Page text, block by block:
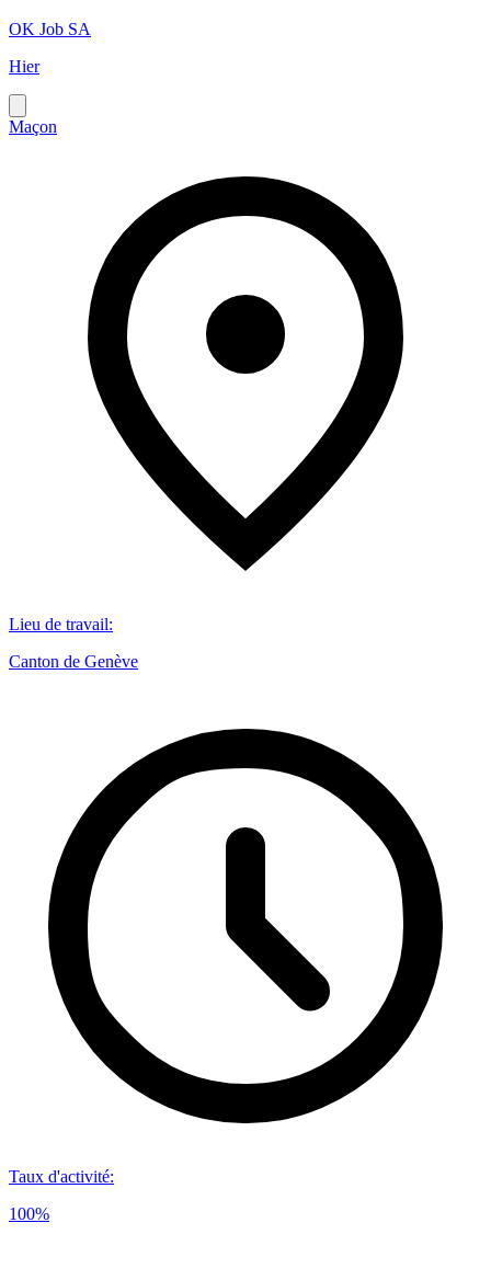
OK Job SA
Hier
Maçon
Lieu de travail:
Canton de Genève
Taux d'activité:
100%